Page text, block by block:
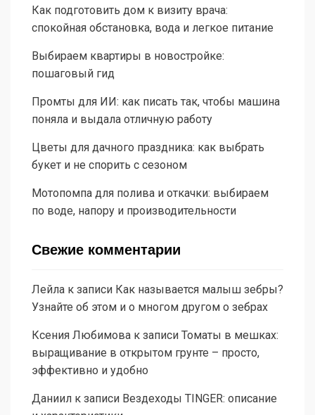
Как подготовить дом к визиту врача:
спокойная обстановка, вода и легкое питание
Выбираем квартиры в новостройке:
пошаговый гид
Промты для ИИ: как писать так, чтобы машина
поняла и выдала отличную работу
Цветы для дачного праздника: как выбрать
букет и не спорить с сезоном
Мотопомпа для полива и откачки: выбираем
по воде, напору и производительности
Свежие комментарии
Лейла к записи Как называется малыш зебры?
Узнайте об этом и о многом другом о зебрах
Ксения Любимова к записи Томаты в мешках:
выращивание в открытом грунте – просто,
эффективно и удобно
Даниил к записи Вездеходы TINGER: описание